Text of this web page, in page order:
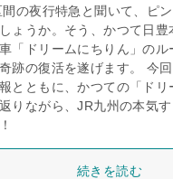
の夜行特急と聞いて、ピ
ょうか。そう、かつて日豊
「ドリームにちりん」のル
跡の復活を遂げます。 今
とともに、かつての「ドリ
りながら、JR九州の本気
続きを読む